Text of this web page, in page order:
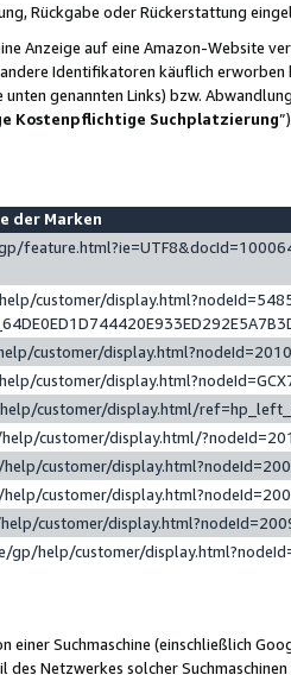
Rückgabe oder Rückerstattung
Anzeige auf eine Amazon-Website
Identifikatoren käuflich
genannten Links) bzw.
Kostenpflichtige Suchplatzierung
der Marken
customer/
customer/
customer/
customer/display.html/
customer/display.html/
customer/
customer/
customer/
gp/help/customer/
einer Suchmaschine (einschließlich
Netzwerkes solcher Suchmaschinen